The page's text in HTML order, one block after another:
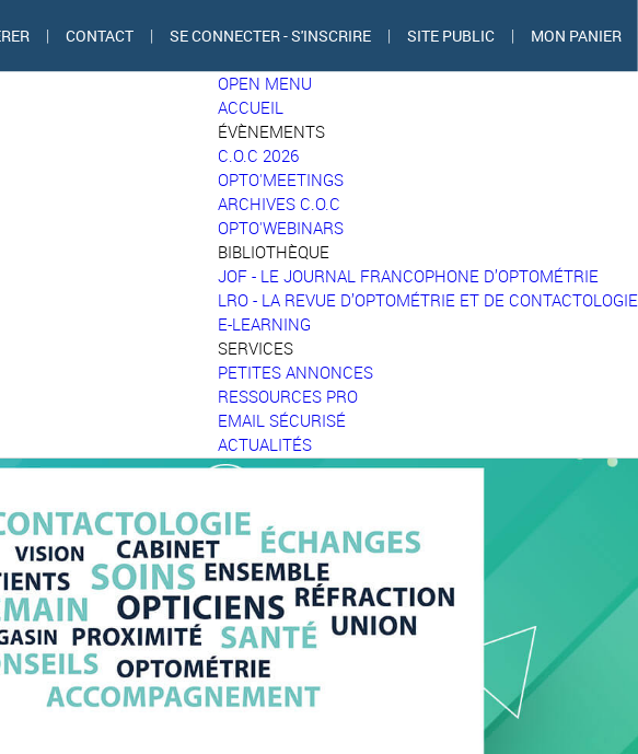
MON PANIER
|
SITE PUBLIC
|
SE CONNECTER - S'INSCRIRE
|
CONTACT
|
OPEN MENU
ACCUEIL
ÉVÈNEMENTS
C.O.C 2026
OPTO'MEETINGS
ARCHIVES C.O.C
OPTO'WEBINARS
BIBLIOTHÈQUE
JOF - LE JOURNAL FRANCOPHONE D’OPTOMÉTRIE
LRO - LA REVUE D’OPTOMÉTRIE ET DE CONTACTOLOGIE
E-LEARNING
SERVICES
PETITES ANNONCES
RESSOURCES PRO
EMAIL SÉCURISÉ
ACTUALITÉS